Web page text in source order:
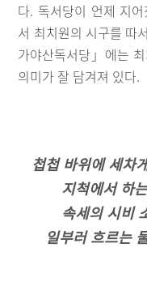
다. 독서당이 언제 지
서 최치원의 시구를 따
가야산독서당」에는
의미가 잘 담겨져 있다.
첩첩 바위에 세차
지척에서 하
속세의 시비
일부러 흐르는